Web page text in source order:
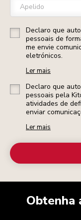
Apelido
Declaro que
pessoais de
me envie
eletrónicos.
Ler mais
Declaro que
pessoais pela
atividades de
enviar
Ler mais
Obtenha